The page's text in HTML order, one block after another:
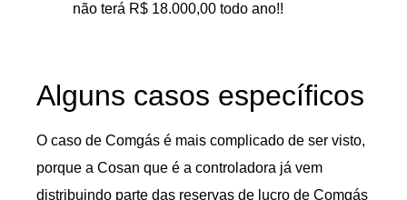
não terá R$ 18.000,00 todo ano!!
Alguns casos específicos
O caso de Comgás é mais complicado de ser visto,
porque a Cosan que é a controladora já vem
distribuindo parte das reservas de lucro de Comgás